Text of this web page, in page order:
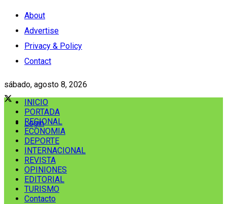
About
Advertise
Privacy & Policy
Contact
sábado, agosto 8, 2026
Login
INICIO
PORTADA
REGIONAL
ECONOMIA
DEPORTE
INTERNACIONAL
REVISTA
OPINIONES
EDITORIAL
TURISMO
Contacto